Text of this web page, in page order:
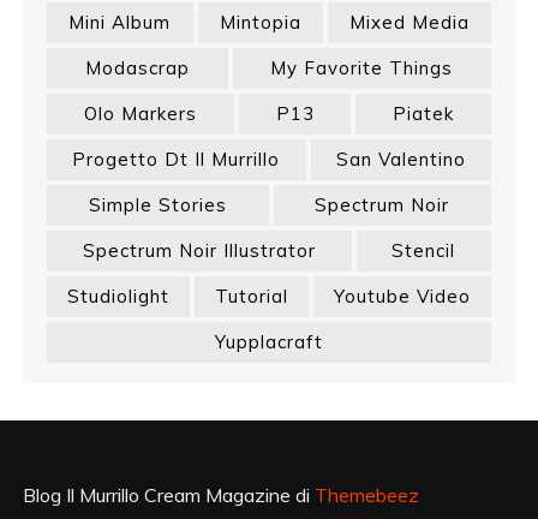
Mini Album
Mintopia
Mixed Media
Modascrap
My Favorite Things
Olo Markers
P13
Piatek
Progetto Dt Il Murrillo
San Valentino
Simple Stories
Spectrum Noir
Spectrum Noir Illustrator
Stencil
Studiolight
Tutorial
Youtube Video
Yupplacraft
Blog Il Murrillo Cream Magazine di Themebeez